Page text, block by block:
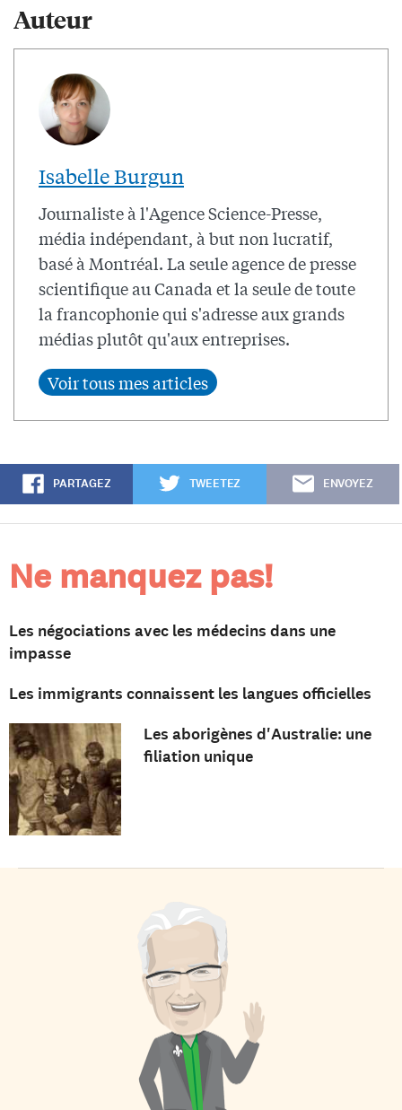
Auteur
Isabelle Burgun
Journaliste à l'Agence Science-Presse,
média indépendant, à but non lucratif,
basé à Montréal. La seule agence de presse
scientifique au Canada et la seule de toute
la francophonie qui s'adresse aux grands
médias plutôt qu'aux entreprises.
PARTAGEZ TWEETEZ ENVOYEZ
Ne manquez pas!
Les négociations avec les médecins dans une
impasse
Les immigrants connaissent les langues officielles
Les aborigènes d'Australie: une
filiation unique